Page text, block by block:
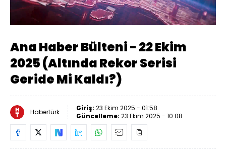
Aç
3.43%
Oynatma
Hızı
Ana Haber Bülteni - 22 Ekim
2025 (Altında Rekor Serisi
Geride Mi Kaldı?)
Habertürk Giriş: 23 Ekim 2025 - 01:58
Güncelleme: 23 Ekim 2025 - 10:08